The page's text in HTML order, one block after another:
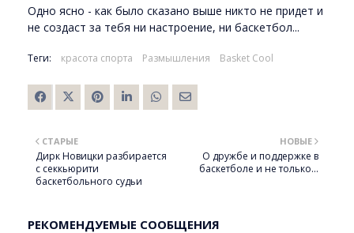
Одно ясно - как было сказано выше никто не придет и
не создаст за тебя ни настроение, ни баскетбол...
Теги: красота спорта Размышления Basket Cool
НОВЫЕ
О дружбе и поддержке в
баскетболе и не только...
СТАРЫЕ
Дирк Новицки разбирается
с секкьюрити
баскетбольного судьи
РЕКОМЕНДУЕМЫЕ СООБЩЕНИЯ